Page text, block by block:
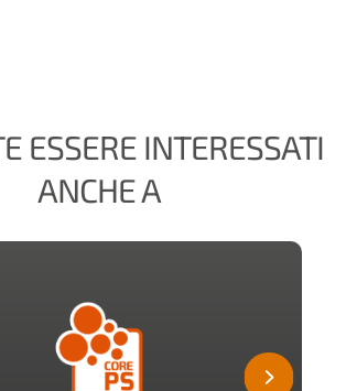
ESSERE INTERESSATI
ANCHE A